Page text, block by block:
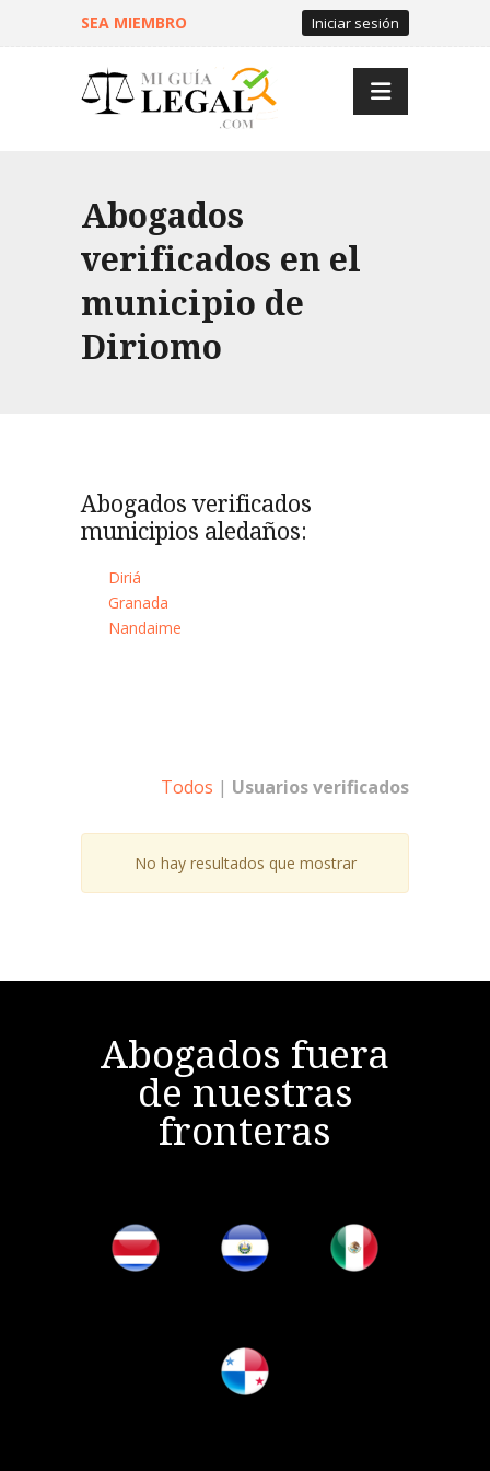
SEA MIEMBRO Iniciar sesión
Abogados
verificados en el
municipio de
Diriomo
Abogados verificados
municipios aledaños:
Diriá
Granada
Nandaime
Todos | Usuarios verificados
No hay resultados que mostrar
Abogados fuera
de nuestras
fronteras